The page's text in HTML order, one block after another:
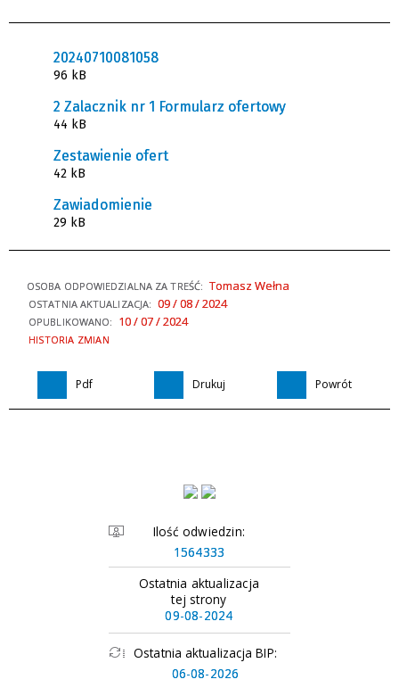
Ilość odwiedzin:
1564333
Ostatnia aktualizacja
tej strony
09-08-2024
Ostatnia aktualizacja BIP:
06-08-2026
20240710081058
96 kB
2 Zalacznik nr 1 Formularz ofertowy
44 kB
Zestawienie ofert
42 kB
Zawiadomienie
29 kB
OSOBA ODPOWIEDZIALNA ZA TREŚĆ: Tomasz Wełna
OSTATNIA AKTUALIZACJA: 09 / 08 / 2024
OPUBLIKOWANO: 10 / 07 / 2024
HISTORIA ZMIAN
Pdf Drukuj Powrót